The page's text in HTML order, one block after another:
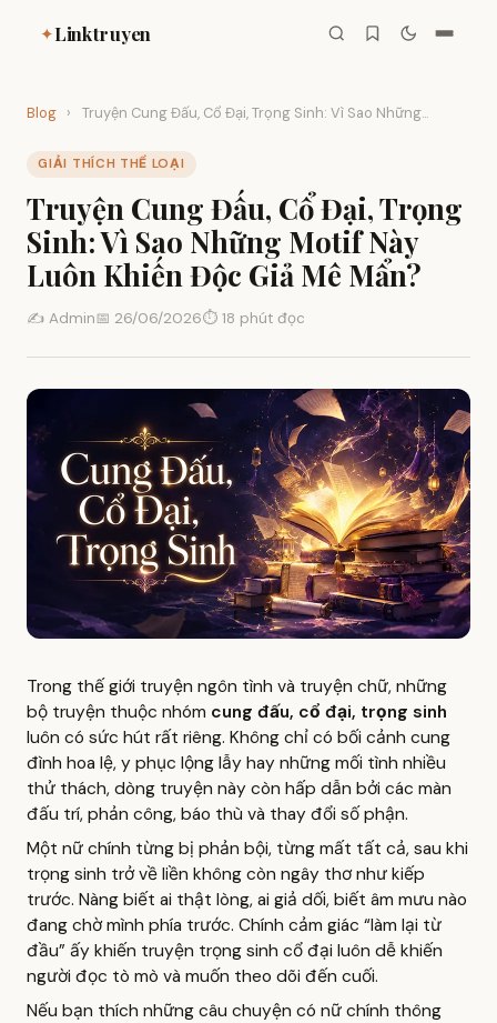
✦Linktruyen
Blog › Truyện Cung Đấu, Cổ Đại, Trọng Sinh: Vì Sao Những...
GIẢI THÍCH THỂ LOẠI
Truyện Cung Đấu, Cổ Đại, Trọng
Sinh: Vì Sao Những Motif Này
Luôn Khiến Độc Giả Mê Mẩn?
✍️ Admin📅 26/06/2026⏱ 18 phút đọc
Trong thế giới truyện ngôn tình và truyện chữ, những
bộ truyện thuộc nhóm cung đấu, cổ đại, trọng sinh
luôn có sức hút rất riêng. Không chỉ có bối cảnh cung
đình hoa lệ, y phục lộng lẫy hay những mối tình nhiều
thử thách, dòng truyện này còn hấp dẫn bởi các màn
đấu trí, phản công, báo thù và thay đổi số phận.
Một nữ chính từng bị phản bội, từng mất tất cả, sau khi
trọng sinh trở về liền không còn ngây thơ như kiếp
trước. Nàng biết ai thật lòng, ai giả dối, biết âm mưu nào
đang chờ mình phía trước. Chính cảm giác “làm lại từ
đầu” ấy khiến truyện trọng sinh cổ đại luôn dễ khiến
người đọc tò mò và muốn theo dõi đến cuối.
Nếu bạn thích những câu chuyện có nữ chính thông